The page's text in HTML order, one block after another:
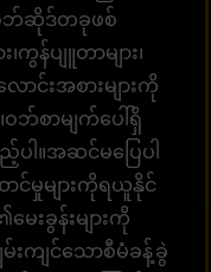
ဘ်ဆိုဒ်တခုဖစ်
န်ပျူတာများ၊
ာင်းအစားများကို
စာမျက်ပေါ်ရှိ
ပါ။အဆင်မပြေပါ
င်မှုများကိုရယူနိုင်
းခွန်းများကို
မ်းကျင်သောစီမံခန့်ခွဲ